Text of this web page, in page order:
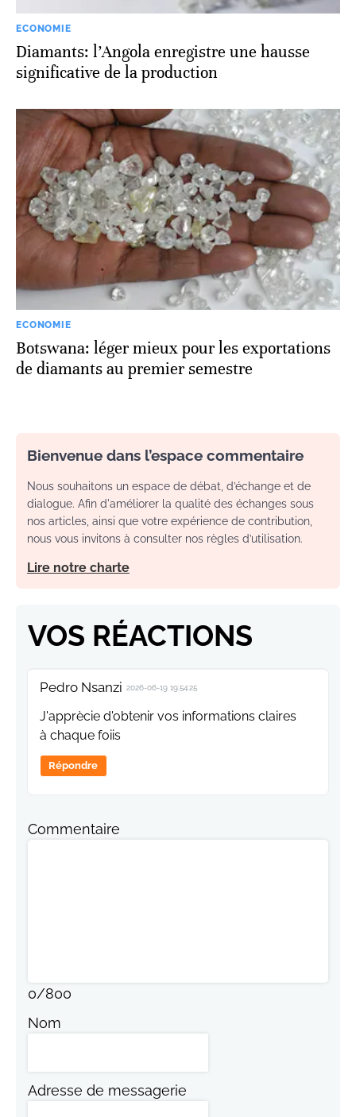
ECONOMIE
Diamants: l’Angola enregistre une hausse
significative de la production
ECONOMIE
Botswana: léger mieux pour les exportations
de diamants au premier semestre
Bienvenue dans l’espace commentaire
Nous souhaitons un espace de débat, d’échange et de
dialogue. Afin d'améliorer la qualité des échanges sous
nos articles, ainsi que votre expérience de contribution,
nous vous invitons à consulter nos règles d’utilisation.
Lire notre charte
VOS RÉACTIONS
Pedro Nsanzi 2026-06-19 19:54:25
J'apprècie d'obtenir vos informations claires
à chaque foiis
Répondre
Commentaire
0/800
Nom
Adresse de messagerie